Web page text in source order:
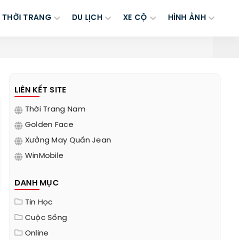
THỜI TRANG DU LỊCH XE CỘ HÌNH ẢNH
LIÊN KẾT SITE
Thời Trang Nam
Golden Face
Xưởng May Quần Jean
WinMobile
DANH MỤC
Tin Học
Cuộc Sống
Online